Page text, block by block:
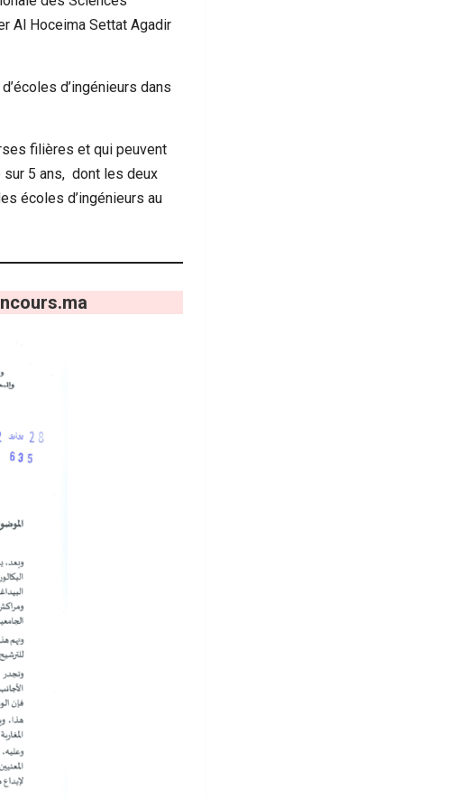
Al Hoceima Settat Agadir
d’ingénieurs dans
filières et qui peuvent
sur 5 ans, dont les deux
écoles d’ingénieurs au